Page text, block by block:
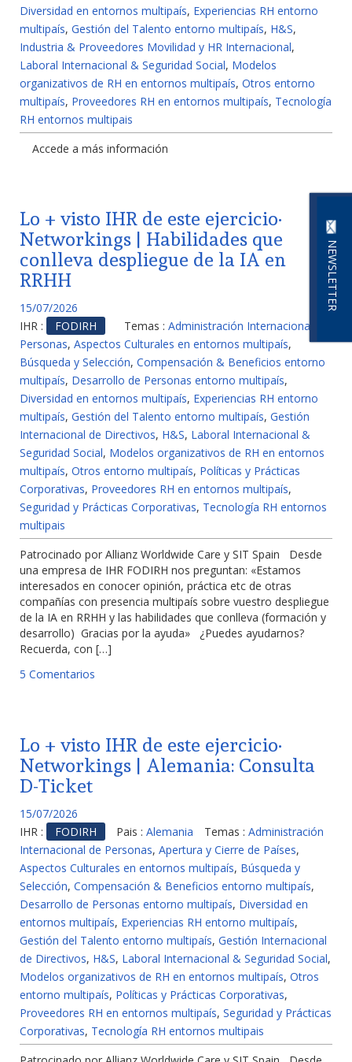
NEWSLETTER
Diversidad en entornos multipaís, Experiencias RH entorno
multipaís, Gestión del Talento entorno multipaís, H&S,
Industria & Proveedores Movilidad y HR Internacional,
Laboral Internacional & Seguridad Social, Modelos
organizativos de RH en entornos multipaís, Otros entorno
multipaís, Proveedores RH en entornos multipaís, Tecnología
RH entornos multipais
Accede a más información
Lo + visto IHR de este ejercicio·
Networkings | Habilidades que
conlleva despliegue de la IA en
RRHH
15/07/2026
IHR :
FODIRH Temas : Administración Internacional de
Personas, Aspectos Culturales en entornos multipaís,
Búsqueda y Selección, Compensación & Beneficios entorno
multipaís, Desarrollo de Personas entorno multipaís,
Diversidad en entornos multipaís, Experiencias RH entorno
multipaís, Gestión del Talento entorno multipaís, Gestión
Internacional de Directivos, H&S, Laboral Internacional &
Seguridad Social, Modelos organizativos de RH en entornos
multipaís, Otros entorno multipaís, Políticas y Prácticas
Corporativas, Proveedores RH en entornos multipaís,
Seguridad y Prácticas Corporativas, Tecnología RH entornos
multipais
Patrocinado por Allianz Worldwide Care y SIT Spain Desde
una empresa de IHR FODIRH nos preguntan: «Estamos
interesados en conocer opinión, práctica etc de otras
compañías con presencia multipaís sobre vuestro despliegue
de la IA en RRHH y las habilidades que conlleva (formación y
desarrollo) Gracias por la ayuda» ¿Puedes ayudarnos?
Recuerda, con […]
5 Comentarios
Lo + visto IHR de este ejercicio·
Networkings | Alemania: Consulta
D-Ticket
15/07/2026
IHR :
FODIRH Pais : Alemania Temas : Administración
Internacional de Personas, Apertura y Cierre de Países,
Aspectos Culturales en entornos multipaís, Búsqueda y
Selección, Compensación & Beneficios entorno multipaís,
Desarrollo de Personas entorno multipaís, Diversidad en
entornos multipaís, Experiencias RH entorno multipaís,
Gestión del Talento entorno multipaís, Gestión Internacional
de Directivos, H&S, Laboral Internacional & Seguridad Social,
Modelos organizativos de RH en entornos multipaís, Otros
entorno multipaís, Políticas y Prácticas Corporativas,
Proveedores RH en entornos multipaís, Seguridad y Prácticas
Corporativas, Tecnología RH entornos multipais